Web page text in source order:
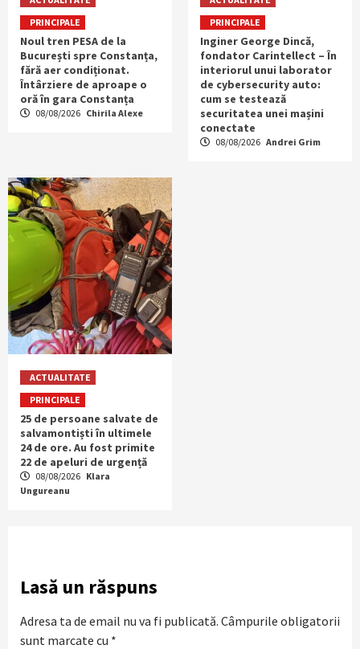
PRINCIPALE
Noul tren PESA de la
București spre Constanța,
fără aer condiționat.
Întârziere de aproape o
oră în gara Constanța
08/08/2026 Chirila Alexe
PRINCIPALE
Inginer George Dincă,
fondator Carintellect – În
interiorul unui laborator
de cybersecurity auto:
cum se testează
securitatea unei mașini
conectate
08/08/2026 Andrei Grim
ACTUALITATE
PRINCIPALE
25 de persoane salvate de
salvamontiști în ultimele
24 de ore. Au fost primite
22 de apeluri de urgență
08/08/2026 Klara
Ungureanu
Lasă un răspuns
Adresa ta de email nu va fi publicată. Câmpurile obligatorii
sunt marcate cu *